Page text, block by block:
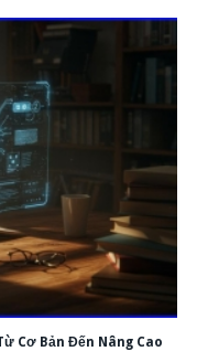
Cơ Bản Đến Nâng Cao